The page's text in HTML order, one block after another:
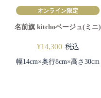
オンライン限定
名前旗 kitchoベージュ(ミニ)
¥14,300 税込
幅14cm×奥行8cm×高さ30cm